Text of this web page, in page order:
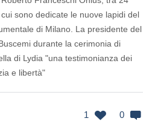
sono dedicate le nuove lapidi del
di Milano. La presidente del
durante la cerimonia di
di Lydia "una testimonianza dei
e libertà"
1 0